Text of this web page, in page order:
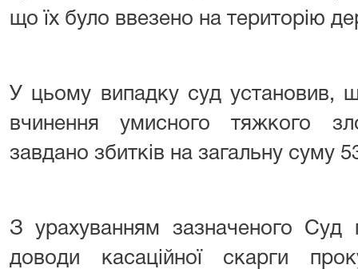
що їх було ввезено на територію
У цьому випадку суд
вчинення умисного тяжкого
завдано збитків на загальну суму
З урахуванням зазначеного
доводи касаційної скарги